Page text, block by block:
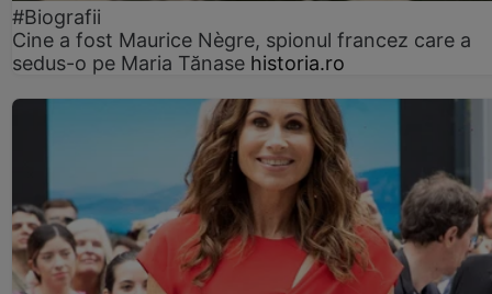
#Biografii
Cine a fost Maurice Nègre, spionul francez care a
sedus-o pe Maria Tănase historia.ro